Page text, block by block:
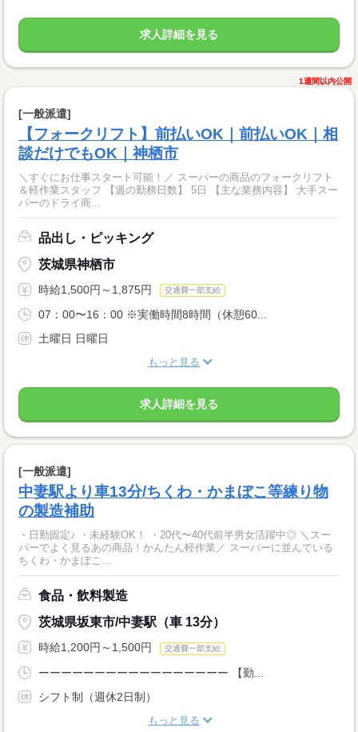
求人詳細を見る
1週間以内公開
[一般派遣]
【フォークリフト】前払いOK｜前払いOK｜相
談だけでもOK｜神栖市
＼すぐにお仕事スタート可能！／ スーパーの商品のフォークリフト
＆軽作業スタッフ 【週の勤務日数】 5日 【主な業務内容】 大手スー
パーのドライ商...
品出し・ピッキング
茨城県神栖市
時給1,500円～1,875円 交通費一部支給
07：00〜16：00 ※実働時間8時間（休憩60...
土曜日 日曜日
もっと見る
求人詳細を見る
[一般派遣]
中妻駅より車13分/ちくわ・かまぼこ等練り物
の製造補助
・日勤固定♪ ・未経験OK！ ・20代〜40代前半男女活躍中◎ ＼スー
パーでよく見るあの商品！かんたん軽作業／ スーパーに並んでいる
ちくわ・かまぼこ...
食品・飲料製造
茨城県坂東市/中妻駅（車 13分）
時給1,200円～1,500円 交通費一部支給
ーーーーーーーーーーーーーーーーー 【勤...
シフト制（週休2日制）
もっと見る